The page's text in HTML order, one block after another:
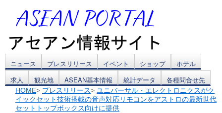
コ
ン
テ
ニュース プレスリリース イベント ショップ
ホテル
求人
観光地 ASEAN基本情報 統計データ 各種問合せ先
HOME> プレスリリース> ユニバーサル・エレクトロニクスがク
イックセット技術搭載の音声対応リモコンをアストロの最新世代
セットトップボックス向けに提供